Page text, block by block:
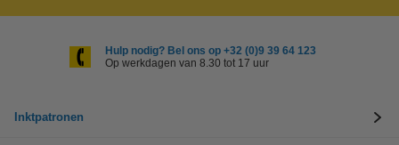
Hulp nodig? Bel ons op +32 (0)9 39 64 123
Op werkdagen van 8.30 tot 17 uur
Inktpatronen